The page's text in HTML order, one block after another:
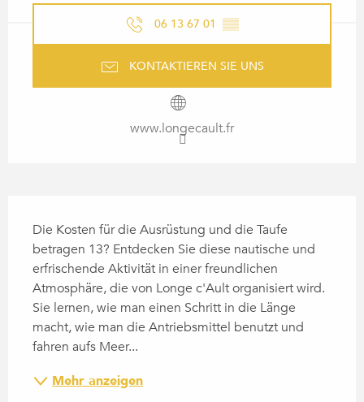
06 13 67 01 ▒▒
KONTAKTIEREN SIE UNS
www.longecault.fr
Die Kosten für die Ausrüstung und die Taufe
betragen 13? Entdecken Sie diese nautische und
erfrischende Aktivität in einer freundlichen
Atmosphäre, die von Longe c'Ault organisiert wird.
Sie lernen, wie man einen Schritt in die Länge
macht, wie man die Antriebsmittel benutzt und
fahren aufs Meer...
Mehr anzeigen